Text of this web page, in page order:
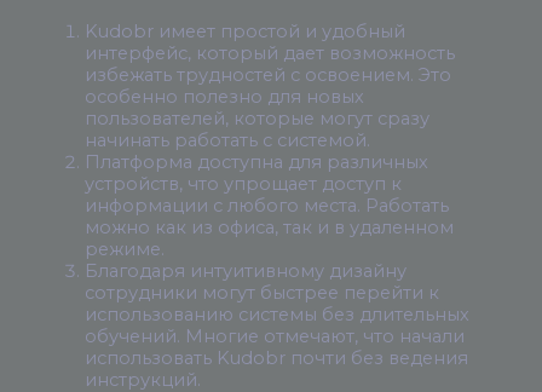
Kudobr имеет простой и удобный
интерфейс, который дает возможность
избежать трудностей с освоением. Это
особенно полезно для новых
пользователей, которые могут сразу
начинать работать с системой.
Платформа доступна для различных
устройств, что упрощает доступ к
информации с любого места. Работать
можно как из офиса, так и в удаленном
режиме.
Благодаря интуитивному дизайну
сотрудники могут быстрее перейти к
использованию системы без длительных
обучений. Многие отмечают, что начали
использовать Kudobr почти без ведения
инструкций.